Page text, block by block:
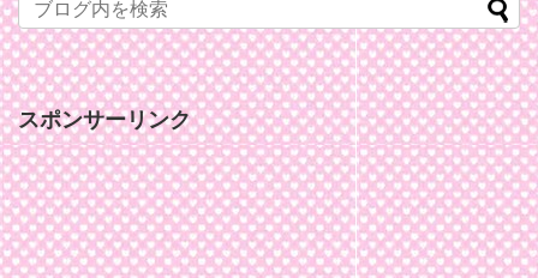
スポンサーリンク